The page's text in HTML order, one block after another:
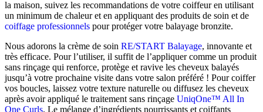
la maison, suivez les recommandations de votre coiffeur en utilisant
un minimum de chaleur et en appliquant des produits de soin et de
coiffage professionnels pour protéger votre balayage bronzite.
Nous adorons la crème de soin RE/START Balayage, innovante et
très efficace. Pour l’utiliser, il suffit de l’appliquer comme un produit
sans rinçage qui renforce, protège et ravive les cheveux balayés
jusqu’à votre prochaine visite dans votre salon préféré ! Pour coiffer
vos boucles, laissez votre texture naturelle ou diffusez les cheveux
après avoir appliqué le traitement sans rinçage UniqOne™ All In
One Curls. Le mélange d’ingrédients nourrissants et coiffants